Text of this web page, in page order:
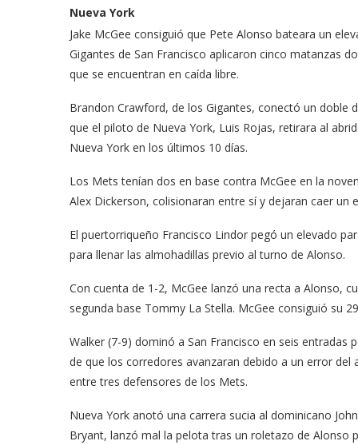
Nueva York
Jake McGee consiguió que Pete Alonso bateara un
Gigantes de San Francisco aplicaron cinco matanzas
que se encuentran en caída libre.
Brandon Crawford, de los Gigantes, conectó un doble
que el piloto de Nueva York, Luis Rojas, retirara al
Nueva York en los últimos 10 días.
Los Mets tenían dos en base contra McGee en la
Alex Dickerson, colisionaran entre sí y dejaran caer un
El puertorriqueño Francisco Lindor pegó un elevado
para llenar las almohadillas previo al turno de Alonso.
Con cuenta de 1-2, McGee lanzó una recta a Alonso,
segunda base Tommy La Stella. McGee consiguió su
Walker (7-9) dominó a San Francisco en seis
de que los corredores avanzaran debido a un error
entre tres defensores de los Mets.
Nueva York anotó una carrera sucia al dominicano
Bryant, lanzó mal la pelota tras un roletazo de Alonso